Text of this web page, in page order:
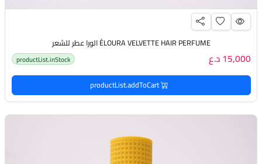
ÉLOURA VELVETTE HAIR PERFUME الورا عطر للشعر
15,000 د.ع productList.inStock
productList.addToCart